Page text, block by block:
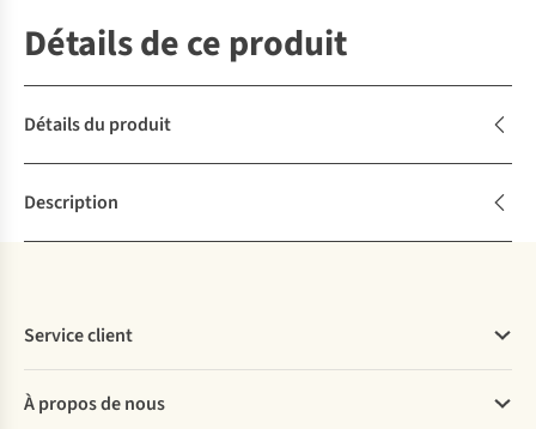
Détails de ce produit
Détails du produit
Description
Service client
Commander
À propos de nous